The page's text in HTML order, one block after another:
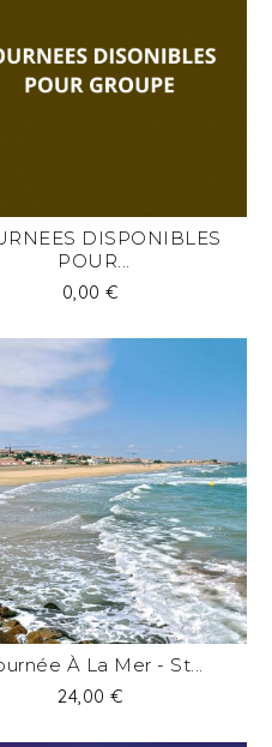
DISPONIBLES
POUR...
Prix
0,00 €
À La Mer - St...
Prix
24,00 €